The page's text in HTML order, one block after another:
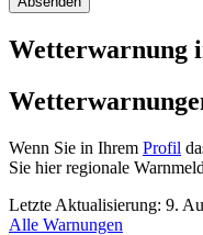
Wetterwarnung
Wenn Sie in Ihrem Profil
Sie hier regionale
Letzte Aktualisierung: 9.
Alle Warnungen